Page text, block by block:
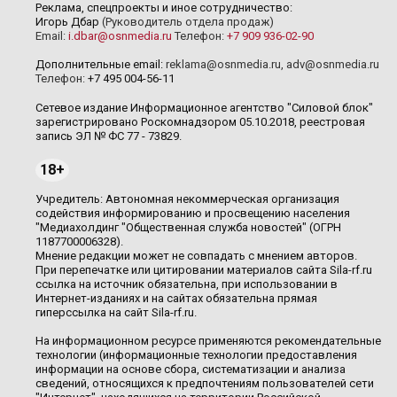
Реклама, спецпроекты и иное сотрудничество:
Игорь Дбар (Руководитель отдела продаж)
Email: i.dbar@osnmedia.ru Телефон: +7 909 936-02-90
Дополнительные email: reklama@osnmedia.ru, adv@osnmedia.ru
Телефон: +7 495 004-56-11
Сетевое издание Информационное агентство "Силовой блок"
зарегистрировано Роскомнадзором 05.10.2018, реестровая
запись ЭЛ № ФС 77 - 73829.
18+
Учредитель: Автономная некоммерческая организация
содействия информированию и просвещению населения
"Медиахолдинг "Общественная служба новостей" (ОГРН
1187700006328).
Мнение редакции может не совпадать с мнением авторов.
При перепечатке или цитировании материалов сайта Sila-rf.ru
ссылка на источник обязательна, при использовании в
Интернет-изданиях и на сайтах обязательна прямая
гиперссылка на сайт Sila-rf.ru.
На информационном ресурсе применяются рекомендательные
технологии (информационные технологии предоставления
информации на основе сбора, систематизации и анализа
сведений, относящихся к предпочтениям пользователей сети